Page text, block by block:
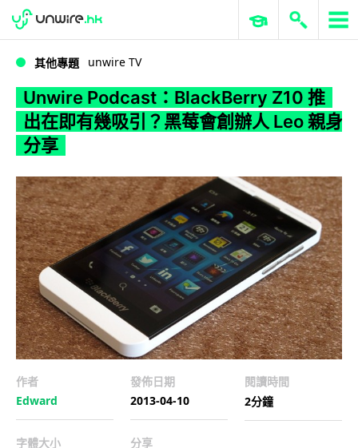
WWDC 2026 ERP 與商業 AI
其他專題 unwire TV
Unwire Podcast：BlackBerry Z10 推
出在即有幾吸引？黑莓會創辦人 Leo 親身
分享
作者
Edward
發佈日期
2013-04-10
閱讀時間
2分鐘
字體大小 分享